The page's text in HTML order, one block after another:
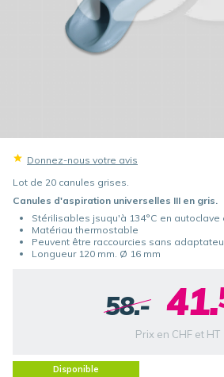
Donnez-nous votre avis
Lot de 20 canules grises.
Canules d'aspiration universelles III en gris.
Stérilisables jsuqu'à 134°C en autoclave
Matériau thermostable
Peuvent être raccourcies sans
Longueur 120 mm. Ø 16 mm
58.- 41.
Prix en CHF et HT
Disponible